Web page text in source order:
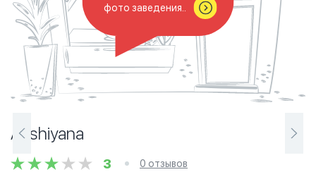
фото заведения..
Aashiyana
3 0 отзывов